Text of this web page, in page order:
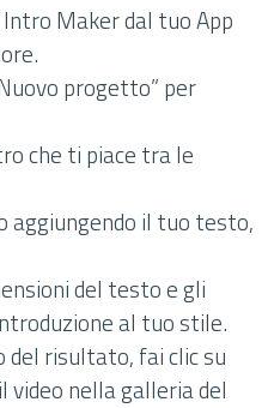
Maker dal tuo App
progetto” per
che ti piace tra le
aggiungendo il tuo testo,
del testo e gli
al tuo stile.
del risultato, fai clic su
video nella galleria del